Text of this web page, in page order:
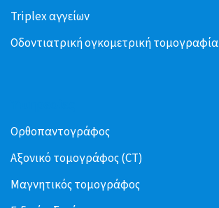
Triplex αγγείων
Οδοντιατρική ογκομετρική τομογραφία
Ορθοπαντογράφος
Αξονικό τομογράφος (CT)
Μαγνητικός τομογράφος